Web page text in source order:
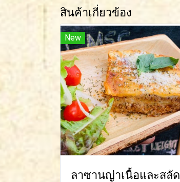
สินค้าเกี่ยวข้อง
New
ลาซานญ่าเนื้อและสลัด